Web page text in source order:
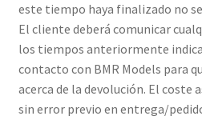
este tiempo haya finalizado no
El cliente deberá comunicar
los tiempos anteriormente
contacto con BMR Models para
acerca de la devolución. El coste
sin error previo en entrega/